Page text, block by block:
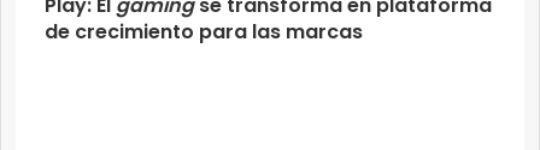
de crecimiento para las marcas